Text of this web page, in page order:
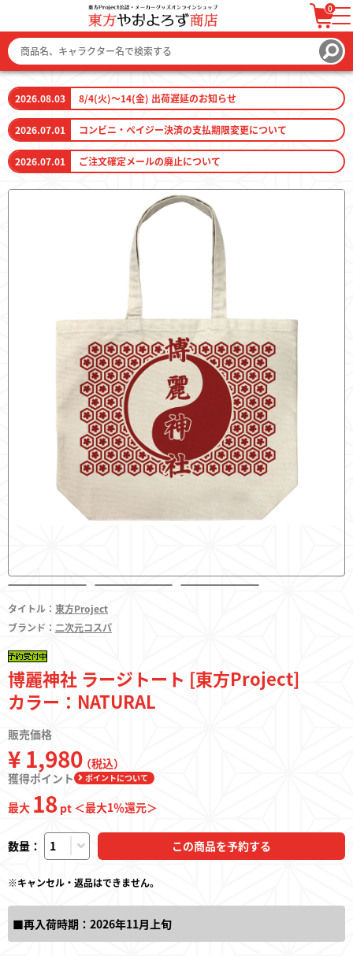
0
ログイン / 会員登録 カートを見る
ファッション
トレーディングカード
東方やおよろず商店とは
決済・配送
お問い合わせ
2026.08.03 8/4(火)～14(金) 出荷遅延のお知らせ
2026.07.01 コンビニ・ペイジー決済の支払期限変更について
2026.07.01 ご注文確定メールの廃止について
タイトル： 東方Project
ブランド： 二次元コスパ
博麗神社 ラージトート [東方Project]
カラー：NATURAL
販売価格
¥ 1,980（税込）
獲得ポイント
ポイントについて
最大 18 pt ＜最大1％還元＞
数量： この商品を予約する
※キャンセル・返品はできません。
■再入荷時期：2026年11月上旬